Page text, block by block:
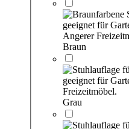
Braun
Grau